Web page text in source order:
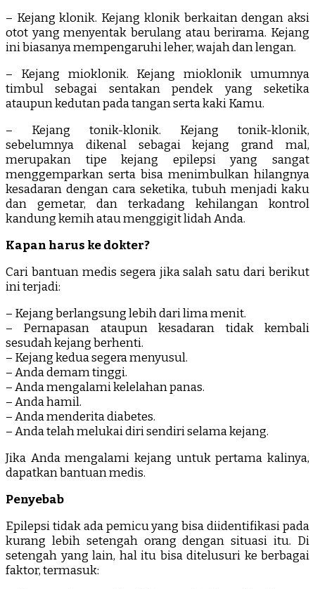
– Kejang klonik. Kejang klonik berkaitan dengan aksi
otot yang menyentak berulang atau berirama. Kejang
ini biasanya mempengaruhi leher, wajah dan lengan.
– Kejang mioklonik. Kejang mioklonik umumnya
timbul sebagai sentakan pendek yang seketika
ataupun kedutan pada tangan serta kaki Kamu.
– Kejang tonik-klonik. Kejang tonik-klonik,
sebelumnya dikenal sebagai kejang grand mal,
merupakan tipe kejang epilepsi yang sangat
menggemparkan serta bisa menimbulkan hilangnya
kesadaran dengan cara seketika, tubuh menjadi kaku
dan gemetar, dan terkadang kehilangan kontrol
kandung kemih atau menggigit lidah Anda.
Kapan harus ke dokter?
Cari bantuan medis segera jika salah satu dari berikut
ini terjadi:
– Kejang berlangsung lebih dari lima menit.
– Pernapasan ataupun kesadaran tidak kembali
sesudah kejang berhenti.
– Kejang kedua segera menyusul.
– Anda demam tinggi.
– Anda mengalami kelelahan panas.
– Anda hamil.
– Anda menderita diabetes.
– Anda telah melukai diri sendiri selama kejang.
Jika Anda mengalami kejang untuk pertama kalinya,
dapatkan bantuan medis.
Penyebab
Epilepsi tidak ada pemicu yang bisa diidentifikasi pada
kurang lebih setengah orang dengan situasi itu. Di
setengah yang lain, hal itu bisa ditelusuri ke berbagai
faktor, termasuk: